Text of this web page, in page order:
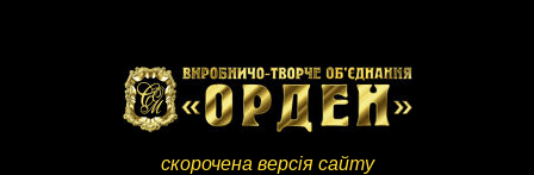
скорочена версія сайту